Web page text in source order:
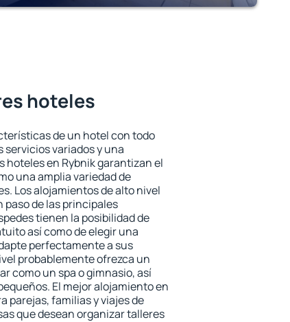
hoteles
de un hotel con todo
variados y una
hoteles en Rybnik garantizan el
una amplia variedad de
Los alojamientos de alto nivel
de las principales
tienen la posibilidad de
así como de elegir una
perfectamente a sus
probablemente ofrezca un
como un spa o gimnasio, así
El mejor alojamiento en
parejas, familias y viajes de
que desean organizar talleres